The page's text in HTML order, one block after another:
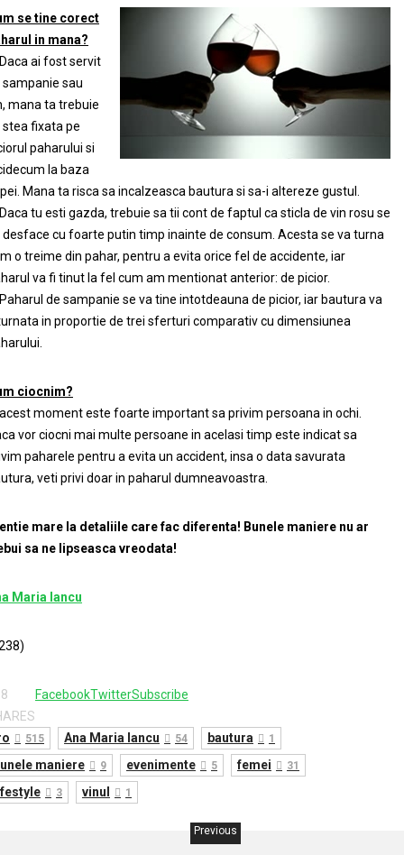
se tine corect
in mana?
ai fost servit
sampanie sau
mana ta trebuie
stea fixata pe
paharului si
la baza
Mana ta risca sa incalzeasca bautura si sa-i altereze gustul.
tu esti gazda, trebuie sa tii cont de faptul ca sticla de vin rosu se
desface cu foarte putin timp inainte de consum. Acesta se va turna
o treime din pahar, pentru a evita orice fel de accidente, iar
va fi tinut la fel cum am mentionat anterior: de picior.
de sampanie se va tine intotdeauna de picior, iar bautura va
in proportie de trei sferturi comparativ cu dimensiunea
ciocnim?
moment este foarte important sa privim persoana in ochi.
vor ciocni mai multe persoane in acelasi timp este indicat sa
paharele pentru a evita un accident, insa o data savurata
veti privi doar in paharul dumneavoastra.
mare la detaliile care fac diferenta! Bunele maniere nu ar
sa ne lipseasca vreodata!
Maria Iancu
FacebookTwitterSubscribe
515 Ana Maria Iancu 54 bautura 1
maniere 9 evenimente 5 femei 31
3 vinul 1
Previous